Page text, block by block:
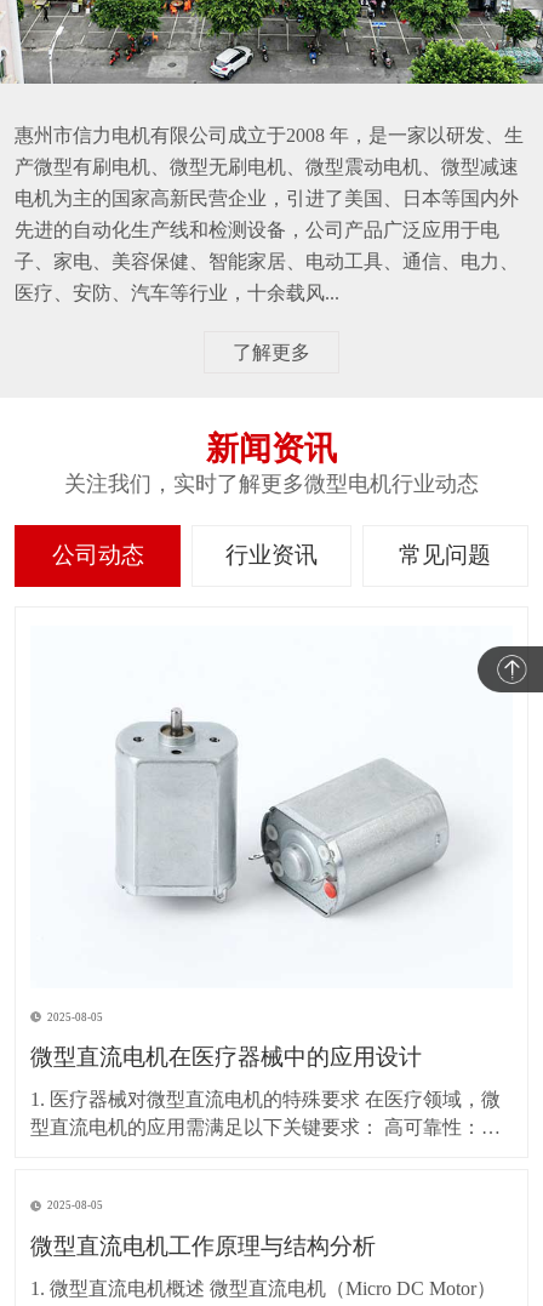
惠州市信力电机有限公司成立于2008 年，是一家以研发、生
产微型有刷电机、微型无刷电机、微型震动电机、微型减速
电机为主的国家高新民营企业，引进了美国、日本等国内外
先进的自动化生产线和检测设备，公司产品广泛应用于电
子、家电、美容保健、智能家居、电动工具、通信、电力、
医疗、安防、汽车等行业，十余载风...
了解更多
新闻资讯
关注我们，实时了解更多微型电机行业动态
公司动态 行业资讯 常见问题
2025-08-05
微型直流电机在医疗器械中的应用设计
1. 医疗器械对微型直流电机的特殊要求 在医疗领域，微
型直流电机的应用需满足以下关键要求： 高可靠性：长
置调节（如输液泵、手术机器人） 小型化：适应便携式
或植入式医疗设备（如胰岛素泵、内
2025-08-05
微型直流电机工作原理与结构分析
1. 微型直流电机概述 微型直流电机（Micro DC Motor）